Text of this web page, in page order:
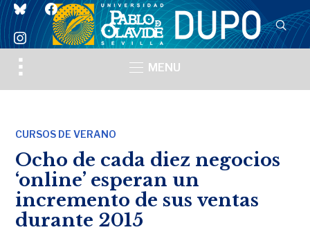
blueskyfacebook
instagram
Toggle
sidebar
MENU
CURSOS DE VERANO
Ocho de cada diez negocios
‘online’ esperan un
incremento de sus ventas
durante 2015